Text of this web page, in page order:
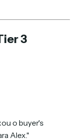
3
o buyer's
Alex."